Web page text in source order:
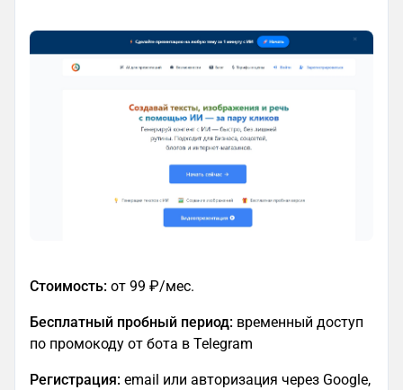
Стоимость: от 99 ₽/мес.
Бесплатный пробный период: временный доступ
по промокоду от бота в Telegram
Регистрация: email или авторизация через Google,